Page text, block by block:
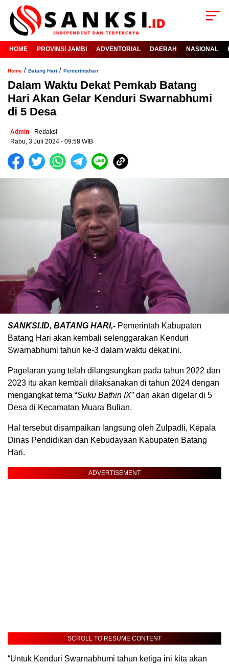
HOME PROVINSI JAMBI ADVENTORIAL DAERAH NASIONAL
Home / Batang Hari / Pemerintahan
Dalam Waktu Dekat Pemkab Batang
Hari Akan Gelar Kenduri Swarnabhumi
di 5 Desa
Admin - Redaksi
Rabu, 3 Juli 2024 - 09:58 WIB
SANKSI.ID, BATANG HARI,- Pemerintah Kabupaten
Batang Hari akan kembali selenggarakan Kenduri
Swarnabhumi tahun ke-3 dalam waktu dekat ini.
Pagelaran yang telah dilangsungkan pada tahun 2022 dan
2023 itu akan kembali dilaksanakan di tahun 2024 dengan
mengangkat tema “Suku Bathin IX” dan akan digelar di 5
Desa di Kecamatan Muara Bulian.
Hal tersebut disampaikan langsung oleh Zulpadli, Kepala
Dinas Pendidikan dan Kebudayaan Kabupaten Batang
Hari.
ADVERTISEMENT
SCROLL TO RESUME CONTENT
“Untuk Kenduri Swarnabhumi tahun ketiga ini kita akan